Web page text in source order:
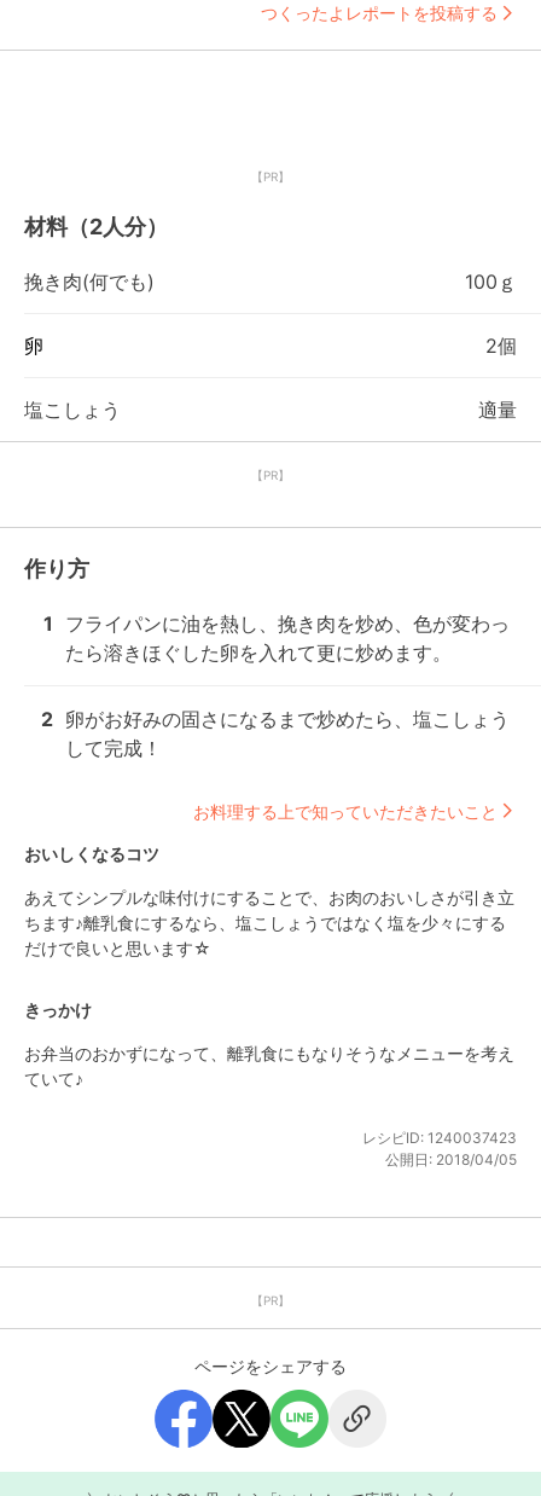
つくったよレポートを投稿する
【PR】
材料（2人分）
挽き肉(何でも) 100ｇ
卵 2個
塩こしょう 適量
【PR】
作り方
1
フライパンに油を熱し、挽き肉を炒め、色が変わっ
たら溶きほぐした卵を入れて更に炒めます。
2 卵がお好みの固さになるまで炒めたら、塩こしょう
して完成！
お料理する上で知っていただきたいこと
おいしくなるコツ
あえてシンプルな味付けにすることで、お肉のおいしさが引き立
ちます♪離乳食にするなら、塩こしょうではなく塩を少々にする
だけで良いと思います☆
きっかけ
お弁当のおかずになって、離乳食にもなりそうなメニューを考え
ていて♪
レシピID: 1240037423
公開日: 2018/04/05
【PR】
ページをシェアする